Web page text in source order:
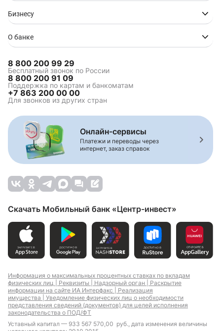
Бизнесу
О банке
8 800 200 99 29
Бесплатный звонок по России
8 800 200 91 09
Поддержка по картам и банкоматам
+7 863 200 00 00
Для звонков из других стран
Онлайн-сервисы
Платежи и переводы через
интернет, заказ справок
Скачать Мобильный банк «Центр-инвест»
Информация о максимальных процентных ставках по вкладам
физических лиц | Реквизиты | Надзорный орган | Раскрытие
информации на сайте ИА Интерфакс | Реализация
имущества | Уведомление физических лиц о необходимости
представления сведений (документов) для целей исполнения
законодательства о ПОД/ФТ
Уставный капитал — 933 567 570,00 руб., дата изменения величины